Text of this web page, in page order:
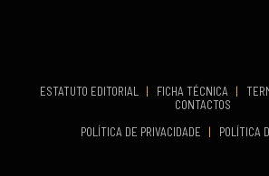
ESTATUTO EDITORIAL | FICHA TÉCNICA |
CONTACTOS
POLÍTICA DE PRIVACIDADE
| POLÍTICA